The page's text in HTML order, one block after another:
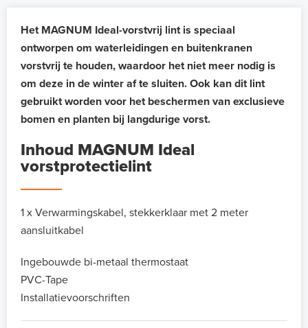
Het MAGNUM Ideal-vorstvrij lint is speciaal
ontworpen om waterleidingen en buitenkranen
vorstvrij te houden, waardoor het niet meer nodig is
om deze in de winter af te sluiten. Ook kan dit lint
gebruikt worden voor het beschermen van exclusieve
bomen en planten bij langdurige vorst.
Inhoud MAGNUM Ideal
vorstprotectielint
1 x Verwarmingskabel, stekkerklaar met 2 meter
aansluitkabel
Ingebouwde bi-metaal thermostaat
PVC-Tape
Installatievoorschriften